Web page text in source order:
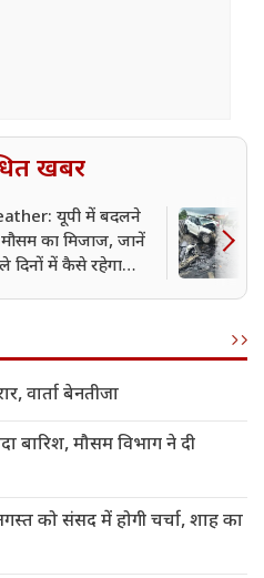
खबर
यूपी में बदलने
मौसम का मिजाज, जानें
दिनों में कैसे रहेगा
वार्ता बेनतीजा
बारिश, मौसम विभाग ने दी
को संसद में होगी चर्चा, शाह का